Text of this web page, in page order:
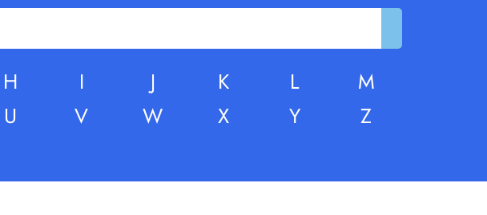
H I J K L
M
U V W X Y Z